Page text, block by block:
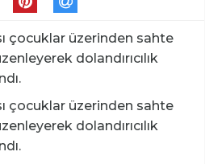
çocuklar üzerinden sahte
dolandırıcılık
çocuklar üzerinden sahte
dolandırıcılık